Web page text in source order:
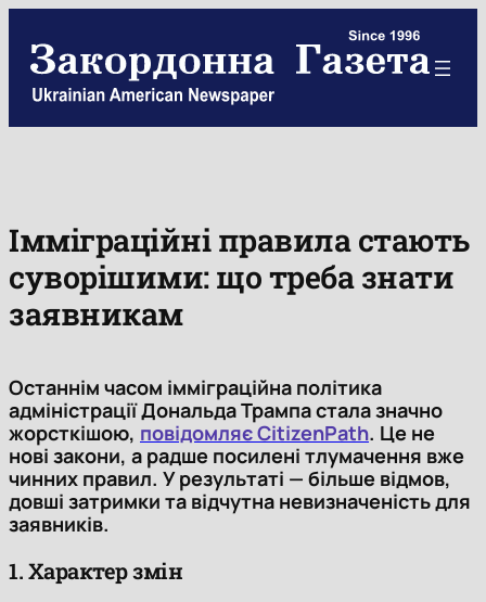
content
Імміграційні правила стають
суворішими: що треба знати
заявникам
Останнім часом імміграційна політика
адміністрації Дональда Трампа стала значно
жорсткішою, повідомляє CitizenPath. Це не
нові закони, а радше посилені тлумачення вже
чинних правил. У результаті — більше відмов,
довші затримки та відчутна невизначеність для
заявників.
1. Характер змін